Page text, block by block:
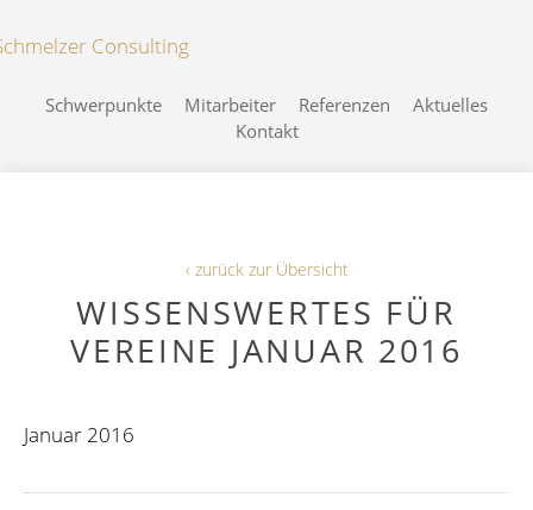
Schwerpunkte Mitarbeiter Referenzen
Aktuelles
Kontakt
‹ zurück zur Übersicht
WISSENSWERTES FÜR
VEREINE JANUAR 2016
Januar 2016